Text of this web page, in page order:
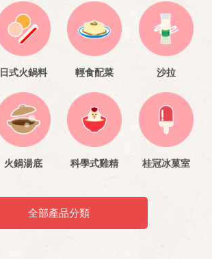
日式火鍋料 輕食配菜 沙拉
火鍋湯底 科學式雞精 桂冠冰菓室
全部產品分類